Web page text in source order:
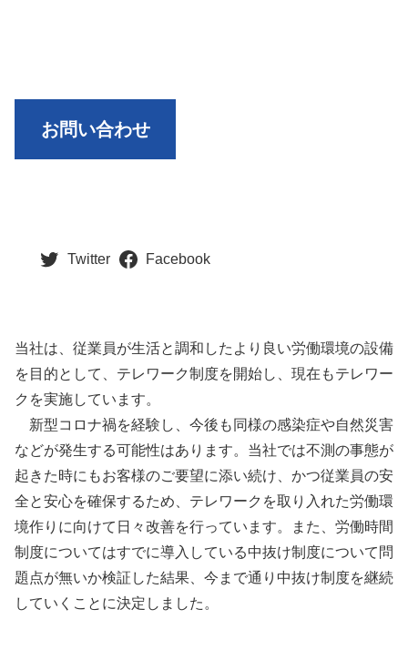
お問い合わせ
Twitter Facebook
当社は、従業員が生活と調和したより良い労働環境の設備
を目的として、テレワーク制度を開始し、現在もテレワー
クを実施しています。
新型コロナ禍を経験し、今後も同様の感染症や自然災害
などが発生する可能性はあります。当社では不測の事態が
起きた時にもお客様のご要望に添い続け、かつ従業員の安
全と安心を確保するため、テレワークを取り入れた労働環
境作りに向けて日々改善を行っています。また、労働時間
制度についてはすでに導入している中抜け制度について問
題点が無いか検証した結果、今まで通り中抜け制度を継続
していくことに決定しました。